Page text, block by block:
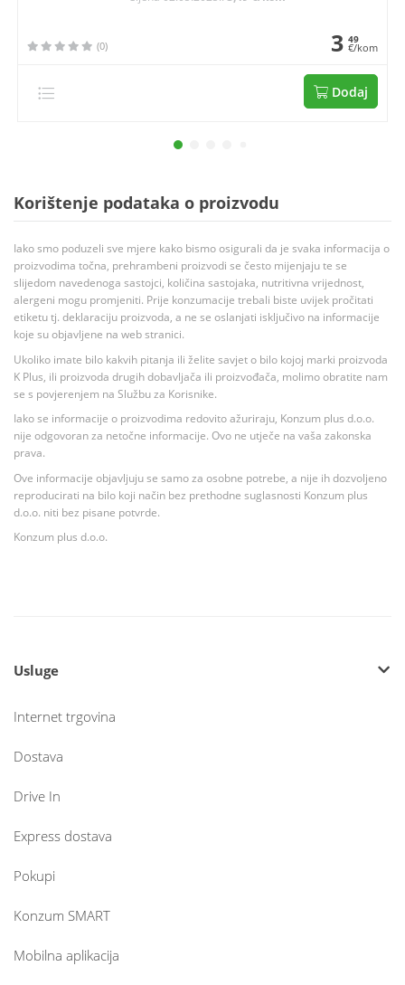
(0) 3 49
€/kom
Dodaj
Korištenje podataka o proizvodu
Iako smo poduzeli sve mjere kako bismo osigurali da je svaka informacija o
proizvodima točna, prehrambeni proizvodi se često mijenjaju te se
slijedom navedenoga sastojci, količina sastojaka, nutritivna vrijednost,
alergeni mogu promjeniti. Prije konzumacije trebali biste uvijek pročitati
etiketu tj. deklaraciju proizvoda, a ne se oslanjati isključivo na informacije
koje su objavljene na web stranici.
Ukoliko imate bilo kakvih pitanja ili želite savjet o bilo kojoj marki proizvoda
K Plus, ili proizvoda drugih dobavljača ili proizvođača, molimo obratite nam
se s povjerenjem na Službu za Korisnike.
Iako se informacije o proizvodima redovito ažuriraju, Konzum plus d.o.o.
nije odgovoran za netočne informacije. Ovo ne utječe na vaša zakonska
prava.
Ove informacije objavljuju se samo za osobne potrebe, a nije ih dozvoljeno
reproducirati na bilo koji način bez prethodne suglasnosti Konzum plus
d.o.o. niti bez pisane potvrde.
Konzum plus d.o.o.
Usluge
Internet trgovina
Dostava
Drive In
Express dostava
Pokupi
Konzum SMART
Mobilna aplikacija